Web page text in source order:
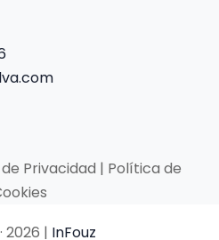
Privacidad | Política de
2026 | InFouz